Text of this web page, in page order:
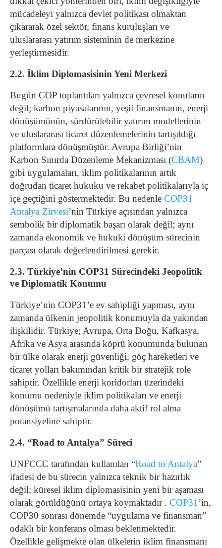
mücadeleyi yalnızca devlet politikası olmaktan
çıkararak özel sektör, finans kuruluşları ve
uluslararası yatırım sisteminin de merkezine
yerleştirmesidir.
2.2. İklim Diplomasisinin Yeni Merkezi
Bugün COP toplantıları yalnızca çevresel konuların
değil; karbon piyasalarının, yeşil finansmanın, enerji
dönüşümünün, sürdürülebilir yatırım modellerinin
ve uluslararası ticaret düzenlemelerinin tartışıldığı
platformlara dönüşmüştür. Avrupa Birliği’nin
Karbon Sınırda Düzenleme Mekanizması (CBAM)
gibi uygulamaları, iklim politikalarının artık
doğrudan ticaret hukuku ve rekabet politikalarıyla iç
içe geçtiğini göstermektedir. Bu nedenle COP31
Antalya Zirvesi’nin Türkiye açısından yalnızca
sembolik bir diplomatik başarı olarak değil; aynı
zamanda ekonomik ve hukuki dönüşüm sürecinin
parçası olarak değerlendirilmesi gerekir.
2.3. Türkiye’nin COP31 Sürecindeki Jeopolitik
ve Diplomatik Konumu
Türkiye’nin COP31’e ev sahipliği yapması, aynı
zamanda ülkenin jeopolitik konumuyla da yakından
ilişkilidir. Türkiye; Avrupa, Orta Doğu, Kafkasya,
Afrika ve Asya arasında köprü konumunda bulunan
bir ülke olarak enerji güvenliği, göç hareketleri ve
ticaret yolları bakımından kritik bir stratejik role
sahiptir. Özellikle enerji koridorları üzerindeki
konumu nedeniyle iklim politikaları ve enerji
dönüşümü tartışmalarında daha aktif rol alma
potansiyeline sahiptir.
2.4. “Road to Antalya” Süreci
UNFCCC tarafından kullanılan “Road to Antalya”
ifadesi de bu sürecin yalnızca teknik bir hazırlık
değil; küresel iklim diplomasisinin yeni bir aşaması
olarak görüldüğünü ortaya koymaktadır . COP31 ’in,
COP30 sonrası dönemde “uygulama ve finansman”
odaklı bir konferans olması beklenmektedir.
Özellikle gelişmekte olan ülkelerin iklim finansmanı